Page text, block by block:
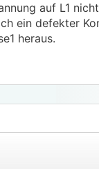
auf L1
ein defekter
heraus.